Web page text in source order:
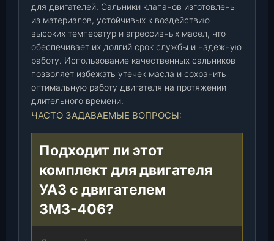
)
(
8
ш
т
у
к
)
1
для двигателей. Сальники клапанов изготовлены
из материалов, устойчивых к воздействию
высоких температур и агрессивных масел, что
обеспечивает их долгий срок службы и надежную
работу. Использование качественных сальников
позволяет избежать утечек масла и сохранить
оптимальную работу двигателя на протяжении
длительного времени.
ЧАСТО ЗАДАВАЕМЫЕ ВОПРОСЫ:
Подходит ли этот
комплект для двигателя
УАЗ с двигателем
ЗМЗ-406?